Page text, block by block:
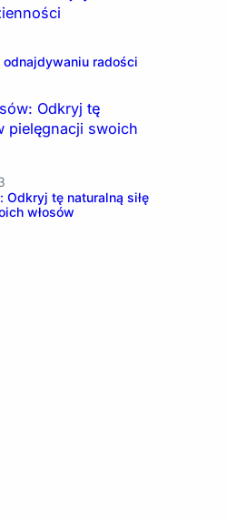
radości
Odkryj tę naturalną siłę
włosów